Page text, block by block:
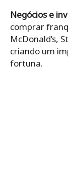
Negócios e
comprar
McDonald’s,
criando um
fortuna.